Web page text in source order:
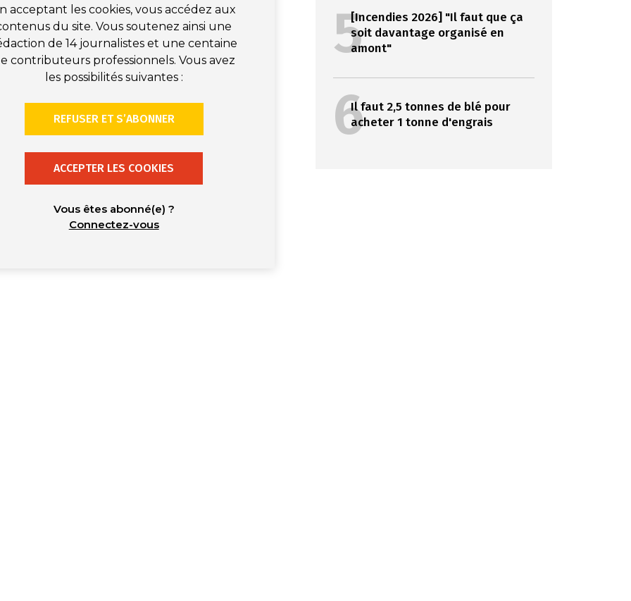
acceptant les cookies, vous accédez aux
du site. Vous soutenez ainsi une
de 14 journalistes et une centaine
contributeurs professionnels. Vous avez
les possibilités suivantes :
REFUSER ET S’ABONNER
ACCEPTER LES COOKIES
Vous êtes abonné(e) ?
Connectez-vous
5[Incendies 2026] "Il faut que ça
soit davantage organisé en
amont"
6Il faut 2,5 tonnes de blé pour
acheter 1 tonne d'engrais